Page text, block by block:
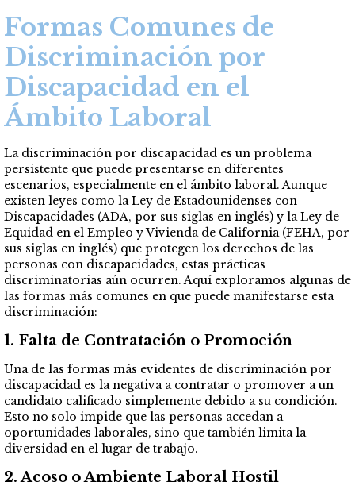
Formas Comunes de
Discriminación por
Discapacidad en el
Ámbito Laboral
La discriminación por discapacidad es un problema
persistente que puede presentarse en diferentes
escenarios, especialmente en el ámbito laboral. Aunque
existen leyes como la Ley de Estadounidenses con
Discapacidades (ADA, por sus siglas en inglés) y la Ley de
Equidad en el Empleo y Vivienda de California (FEHA, por
sus siglas en inglés) que protegen los derechos de las
personas con discapacidades, estas prácticas
discriminatorias aún ocurren. Aquí exploramos algunas de
las formas más comunes en que puede manifestarse esta
discriminación:
1. Falta de Contratación o Promoción
Una de las formas más evidentes de discriminación por
discapacidad es la negativa a contratar o promover a un
candidato calificado simplemente debido a su condición.
Esto no solo impide que las personas accedan a
oportunidades laborales, sino que también limita la
diversidad en el lugar de trabajo.
2.Acoso o Ambiente Laboral Hostil